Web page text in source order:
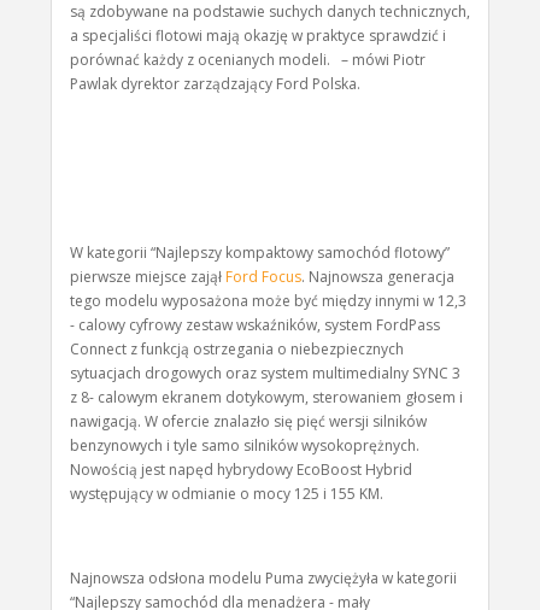
są zdobywane na podstawie suchych danych technicznych,
a specjaliści flotowi mają okazję w praktyce sprawdzić i
porównać każdy z ocenianych modeli. – mówi Piotr
Pawlak dyrektor zarządzający Ford Polska.
W kategorii “Najlepszy kompaktowy samochód flotowy”
pierwsze miejsce zajął Ford Focus. Najnowsza generacja
tego modelu wyposażona może być między innymi w 12,3
- calowy cyfrowy zestaw wskaźników, system FordPass
Connect z funkcją ostrzegania o niebezpiecznych
sytuacjach drogowych oraz system multimedialny SYNC 3
z 8- calowym ekranem dotykowym, sterowaniem głosem i
nawigacją. W ofercie znalazło się pięć wersji silników
benzynowych i tyle samo silników wysokoprężnych.
Nowością jest napęd hybrydowy EcoBoost Hybrid
występujący w odmianie o mocy 125 i 155 KM.
Najnowsza odsłona modelu Puma zwyciężyła w kategorii
“Najlepszy samochód dla menadżera - mały